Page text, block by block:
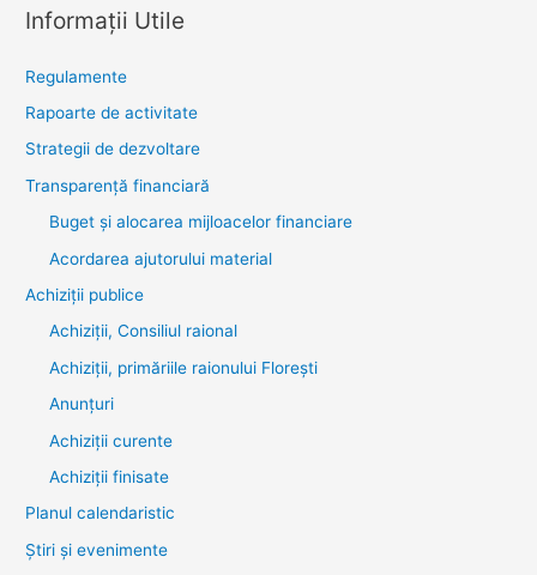
Informații Utile
Regulamente
Rapoarte de activitate
Strategii de dezvoltare
Transparenţă financiară
Buget și alocarea mijloacelor financiare
Acordarea ajutorului material
Achiziţii publice
Achiziții, Consiliul raional
Achiziții, primăriile raionului Florești
Anunțuri
Achiziții curente
Achiziții finisate
Planul calendaristic
Știri şi evenimente